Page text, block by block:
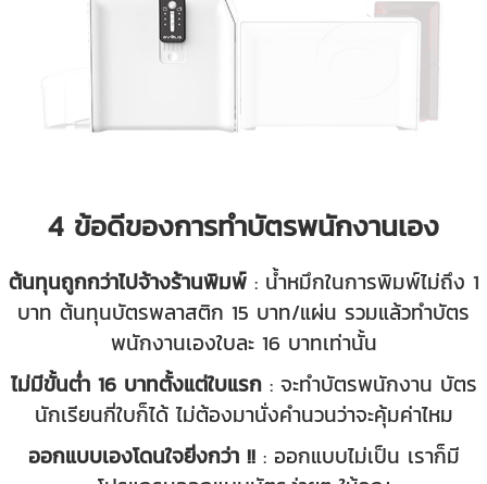
4 ข้อดีของการทำบัตรพนักงานเอง
ต้นทุนถูกกว่าไปจ้างร้านพิมพ์: น้ำหมึกในการพิมพ์ไม่ถึง 1
บาท ต้นทุนบัตรพลาสติก 15 บาท/แผ่น รวมแล้วทำบัตร
พนักงานเองใบละ 16 บาทเท่านั้น
ไม่มีขั้นต่ำ 16 บาทตั้งแต่ใบแรก: จะทำบัตรพนักงาน บัตร
นักเรียนกี่ใบก็ได้ ไม่ต้องมานั่งคำนวนว่าจะคุ้มค่าไหม
ออกแบบเองโดนใจยิ่งกว่า !!: ออกแบบไม่เป็น เราก็มี